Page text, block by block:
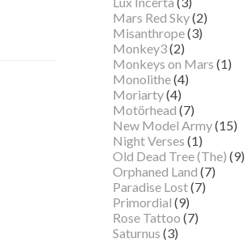
Mars Red Sky(2)
Misanthrope(3)
Monkey3(2)
Monkeys on Mars (1)
Monolithe(4)
Moriarty(4)
Motörhead (7)
New Model Army(15)
Night Verses (1)
Old Dead Tree (The) (9)
Orphaned Land (7)
Paradise Lost(7)
Primordial (9)
Rose Tattoo (7)
Saturnus (3)